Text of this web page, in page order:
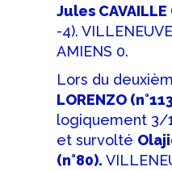
Jules CAVAILLE
-4).
AMIENS 0.
Lors du
LORENZO
logiquement 3/
et survolté
(n°80).